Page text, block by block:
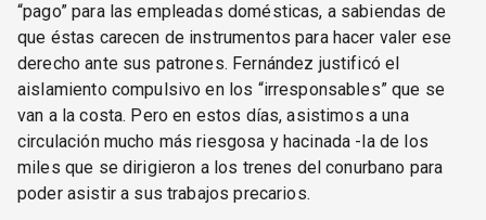
“pago” para las empleadas domésticas, a sabiendas de
que éstas carecen de instrumentos para hacer valer ese
derecho ante sus patrones. Fernández justificó el
aislamiento compulsivo en los “irresponsables” que se
van a la costa. Pero en estos días, asistimos a una
circulación mucho más riesgosa y hacinada -la de los
miles que se dirigieron a los trenes del conurbano para
poder asistir a sus trabajos precarios.